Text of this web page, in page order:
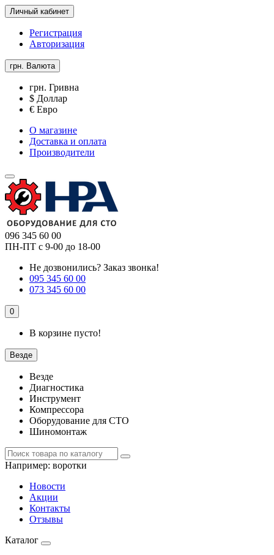
Личный кабинет
Регистрация
Авторизация
грн. Валюта
грн. Гривна
$ Доллар
€ Евро
О магазине
Доставка и оплата
Производители
096 345 60 00
ПН-ПТ с 9-00 до 18-00
Не дозвонились? Заказ звонка!
095 345 60 00
073 345 60 00
0
В корзине пусто!
Везде
Везде
Диагностика
Инструмент
Компрессора
Оборудование для СТО
Шиномонтаж
Например: воротки
Новости
Акции
Контакты
Отзывы
Каталог